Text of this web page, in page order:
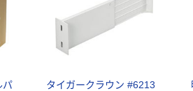
パ
タイガークラウン #6213